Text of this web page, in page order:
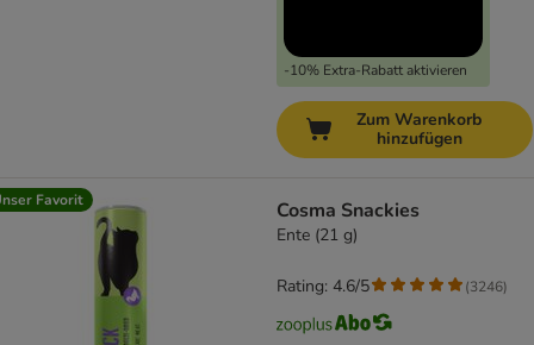
-10% Extra-Rabatt aktivieren
Zum Warenkorb
hinzufügen
Favorit Cosma Snackies
Ente (21 g)
Rating: 4.6/5 (3246)